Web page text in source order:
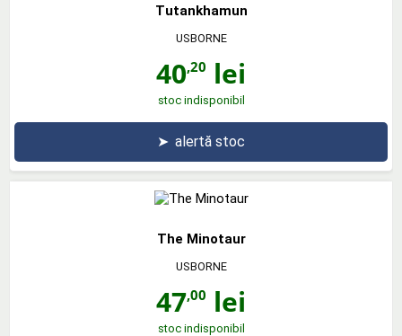
Tutankhamun
USBORNE
40,20 lei
stoc indisponibil
➤ alertă stoc
The Minotaur
USBORNE
47,00 lei
stoc indisponibil